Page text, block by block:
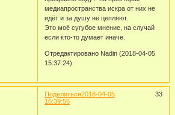
медиапространства искра от них не
идёт и за душу не цепляют.
Это моё сугубое мнение, на случай
если кто-то думает иначе.
Отредактировано Nadin (2018-04-05
15:37:24)
Поделиться 33
2018-04-05
15:39:56